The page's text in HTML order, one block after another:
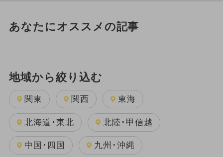
あなたにオススメの記事
地域から絞り込む
関東 関西 東海
北海道･東北 北陸･甲信越
中国･四国 九州･沖縄